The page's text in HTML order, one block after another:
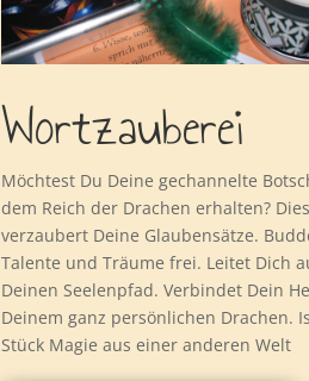
Wortzauberei
Möchtest Du Deine gechannelte
dem Reich der Drachen erhalten?
verzaubert Deine Glaubensätze.
Talente und Träume frei. Leitet Dich
Deinen Seelenpfad. Verbindet Dein
Deinem ganz persönlichen Drachen.
Stück Magie aus einer anderen Welt